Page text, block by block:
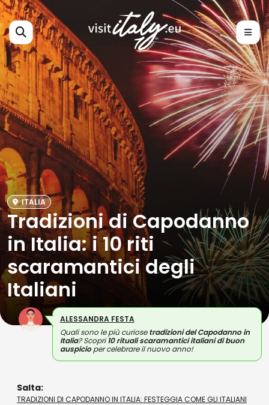
ITALIA
Tradizioni di Capodanno
in Italia: i 10 riti
scaramantici degli
Italiani
ALESSANDRA FESTA
Quali sono le più curiosetradizioni del Capodanno in
Italia? Scopri10 rituali scaramantici italiani di buon
auspicioper celebrare il nuovo anno!
Salta:
TRADIZIONI DI CAPODANNO IN ITALIA: FESTEGGIA COME GLI ITALIANI